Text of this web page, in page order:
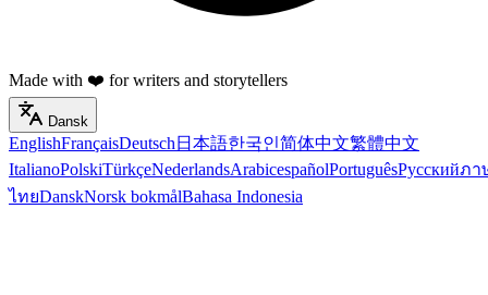
Made with ❤️ for writers and storytellers
Dansk
EnglishFrançaisDeutsch 日本語한국인简体中文繁體中文
ItalianoPolskiTürkçeNederlandsArabicespañolPortuguêsРусскийภา
ไทยDanskNorsk bokmålBahasa Indonesia